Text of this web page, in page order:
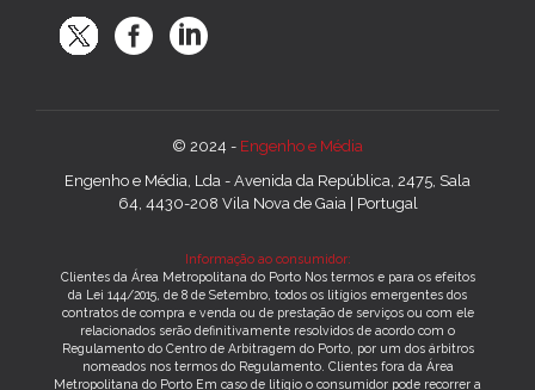
© 2024 - Engenho e Média
Engenho e Média, Lda - Avenida da República, 2475, Sala
64, 4430-208 Vila Nova de Gaia | Portugal
Informação ao consumidor:
Clientes da Área Metropolitana do Porto Nos termos e para os efeitos
da Lei 144/2015, de 8 de Setembro, todos os litígios emergentes dos
contratos de compra e venda ou de prestação de serviços ou com ele
relacionados serão definitivamente resolvidos de acordo com o
Regulamento do Centro de Arbitragem do Porto, por um dos árbitros
nomeados nos termos do Regulamento. Clientes fora da Área
Metropolitana do Porto Em caso de litígio o consumidor pode recorrer a